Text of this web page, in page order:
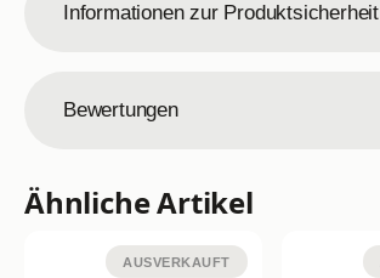
Informationen zur Produktsicherheit
Bewertungen
Ähnliche Artikel
AUSVERKAUFT